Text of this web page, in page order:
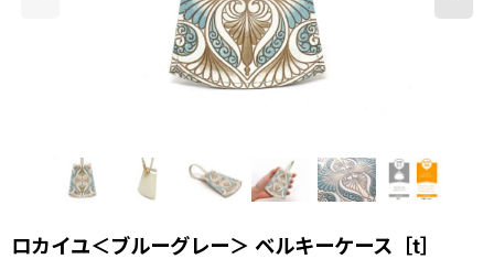
ロカイユ＜ブルーグレー＞ ベルキーケース［t］